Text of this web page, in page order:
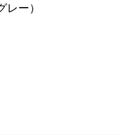
ー）